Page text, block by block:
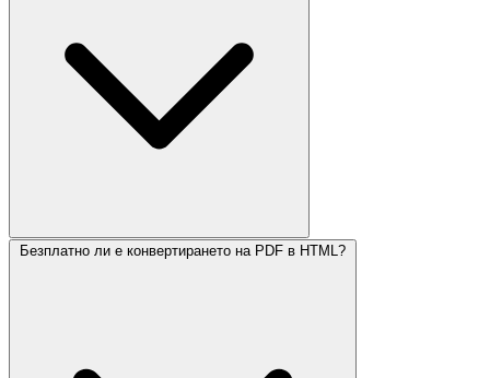
Безплатно ли е конвертирането на PDF в HTML?